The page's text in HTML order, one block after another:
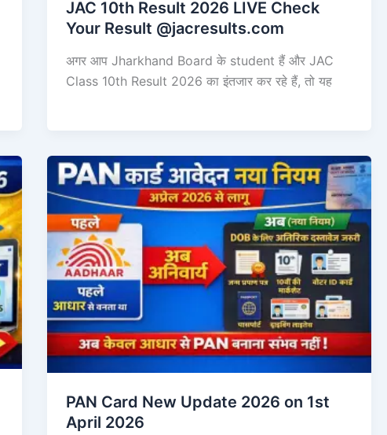
JAC 10th Result 2026 LIVE Check
Your Result @jacresults.com
अगर आप Jharkhand Board के student हैं और JAC
Class 10th Result 2026 का इंतजार कर रहे हैं, तो यह
PAN Card New Update 2026 on 1st
April 2026